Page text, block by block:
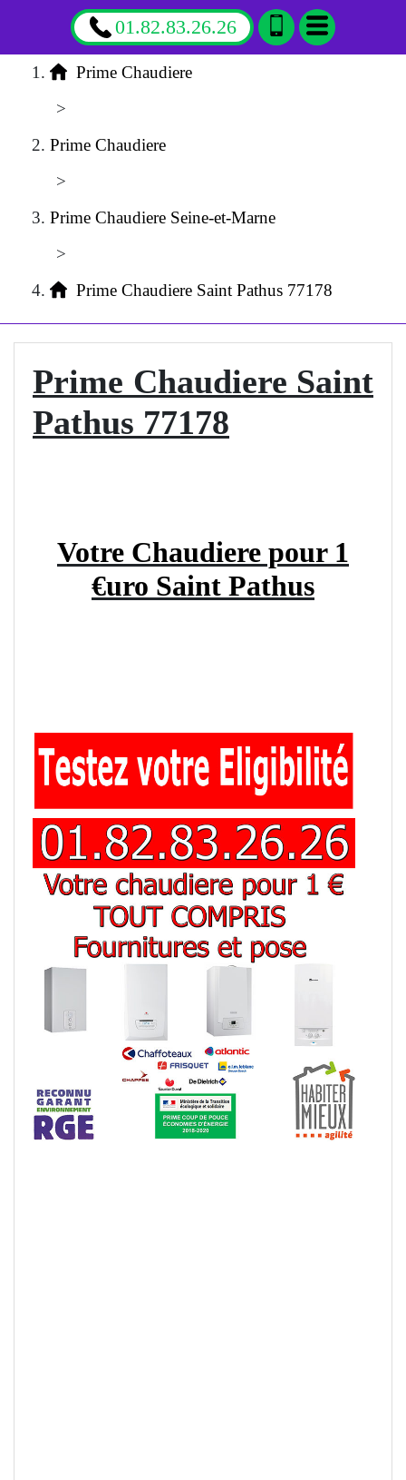
01.82.83.26.26
Prime Chaudiere
>
Prime Chaudiere
>
Prime Chaudiere Seine-et-Marne
>
Prime Chaudiere Saint Pathus 77178
Prime Chaudiere Saint
Pathus 77178
Votre Chaudiere pour 1
€uro Saint Pathus